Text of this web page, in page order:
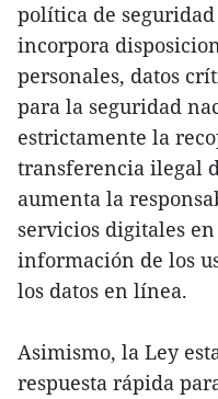
política de
incorpora
personales, datos
para la seguridad
estrictamente la
transferencia ilegal
aumenta la
servicios digitales
información de los
los datos en línea.
Asimismo, la Ley
respuesta rápida